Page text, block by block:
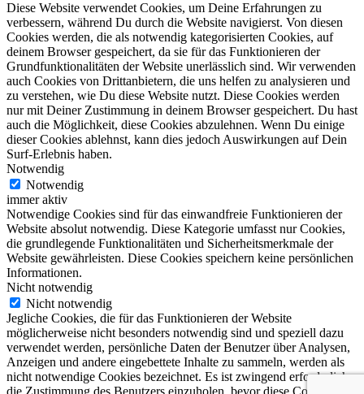
Diese Website verwendet Cookies, um Deine Erfahrungen zu
verbessern, während Du durch die Website navigierst. Von diesen
Cookies werden, die als notwendig kategorisierten Cookies, auf
deinem Browser gespeichert, da sie für das Funktionieren der
Grundfunktionalitäten der Website unerlässlich sind. Wir verwenden
auch Cookies von Drittanbietern, die uns helfen zu analysieren und
zu verstehen, wie Du diese Website nutzt. Diese Cookies werden
nur mit Deiner Zustimmung in deinem Browser gespeichert. Du hast
auch die Möglichkeit, diese Cookies abzulehnen. Wenn Du einige
dieser Cookies ablehnst, kann dies jedoch Auswirkungen auf Dein
Surf-Erlebnis haben.
Notwendig
Notwendig
immer aktiv
Notwendige Cookies sind für das einwandfreie Funktionieren der
Website absolut notwendig. Diese Kategorie umfasst nur Cookies,
die grundlegende Funktionalitäten und Sicherheitsmerkmale der
Website gewährleisten. Diese Cookies speichern keine persönlichen
Informationen.
Nicht notwendig
Nicht notwendig
Jegliche Cookies, die für das Funktionieren der Website
möglicherweise nicht besonders notwendig sind und speziell dazu
verwendet werden, persönliche Daten der Benutzer über Analysen,
Anzeigen und andere eingebettete Inhalte zu sammeln, werden als
nicht notwendige Cookies bezeichnet. Es ist zwingend erforderlich,